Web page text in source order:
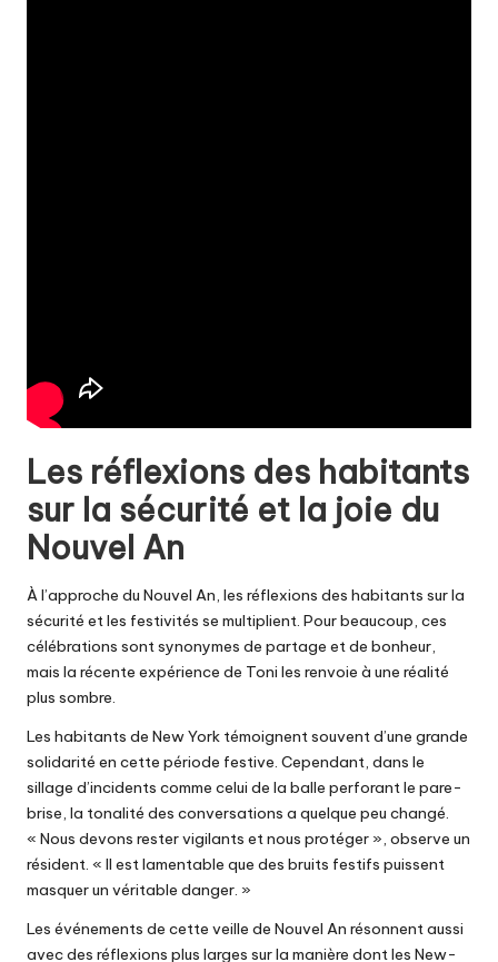
Les réflexions des habitants
sur la sécurité et la joie du
Nouvel An
À l’approche du Nouvel An, les réflexions des habitants sur la
sécurité et les festivités se multiplient. Pour beaucoup, ces
célébrations sont synonymes de partage et de bonheur,
mais la récente expérience de Toni les renvoie à une réalité
plus sombre.
Les habitants de New York témoignent souvent d’une grande
solidarité en cette période festive. Cependant, dans le
sillage d’incidents comme celui de la balle perforant le pare-
brise, la tonalité des conversations a quelque peu changé.
« Nous devons rester vigilants et nous protéger », observe un
résident. « Il est lamentable que des bruits festifs puissent
masquer un véritable danger. »
Les événements de cette veille de Nouvel An résonnent aussi
avec des réflexions plus larges sur la manière dont les New-